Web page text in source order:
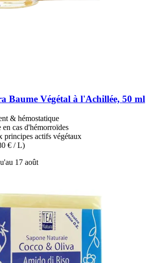
Baume Végétal à l'Achillée, 50 ml
& hémostatique
en cas d'hémorroïdes
principes actifs végétaux
€ / L)
17 août